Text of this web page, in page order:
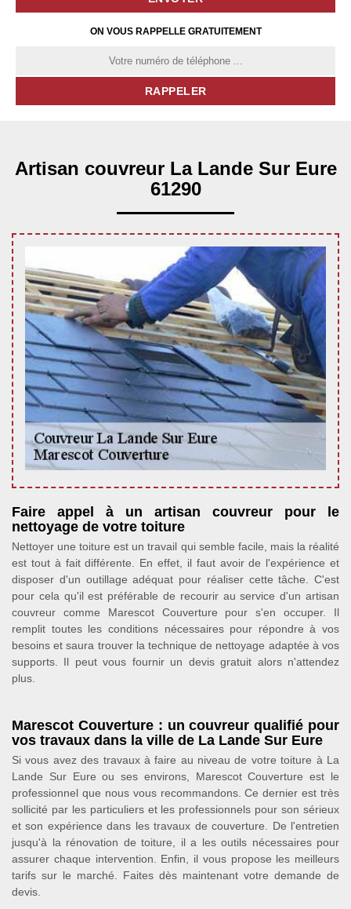
ON VOUS RAPPELLE GRATUITEMENT
Artisan couvreur La Lande Sur Eure
61290
Faire appel à un artisan couvreur pour le
nettoyage de votre toiture
Nettoyer une toiture est un travail qui semble facile, mais la réalité
est tout à fait différente. En effet, il faut avoir de l'expérience et
disposer d'un outillage adéquat pour réaliser cette tâche. C'est
pour cela qu'il est préférable de recourir au service d'un artisan
couvreur comme Marescot Couverture pour s'en occuper. Il
remplit toutes les conditions nécessaires pour répondre à vos
besoins et saura trouver la technique de nettoyage adaptée à vos
supports. Il peut vous fournir un devis gratuit alors n'attendez
plus.
Marescot Couverture : un couvreur qualifié pour
vos travaux dans la ville de La Lande Sur Eure
Si vous avez des travaux à faire au niveau de votre toiture à La
Lande Sur Eure ou ses environs, Marescot Couverture est le
professionnel que nous vous recommandons. Ce dernier est très
sollicité par les particuliers et les professionnels pour son sérieux
et son expérience dans les travaux de couverture. De l'entretien
jusqu'à la rénovation de toiture, il a les outils nécessaires pour
assurer chaque intervention. Enfin, il vous propose les meilleurs
tarifs sur le marché. Faites dès maintenant votre demande de
devis.